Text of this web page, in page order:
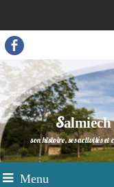
Salmiech
son histoire, ses activités et
Menu